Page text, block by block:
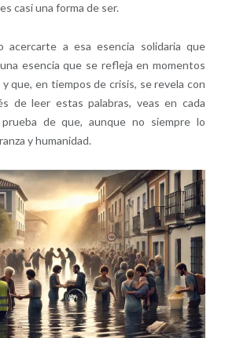
casi una forma de ser.
a esa esencia solidaria que
esencia que se refleja en momentos
que, en tiempos de crisis, se revela con
de leer estas palabras, veas en cada
de que, aunque no siempre lo
y humanidad.